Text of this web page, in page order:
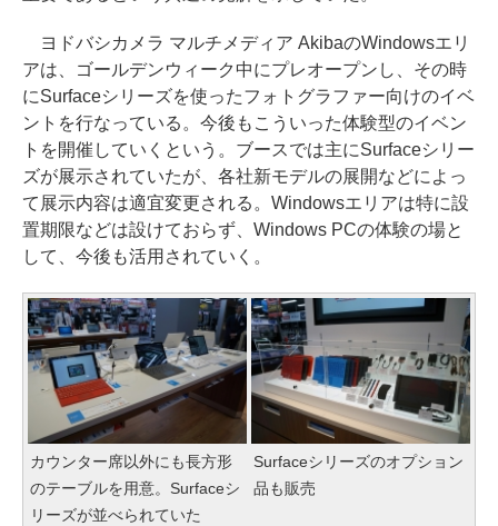
ヨドバシカメラ マルチメディア AkibaのWindowsエリ
アは、ゴールデンウィーク中にプレオープンし、その時
にSurfaceシリーズを使ったフォトグラファー向けのイベ
ントを行なっている。今後もこういった体験型のイベン
トを開催していくという。ブースでは主にSurfaceシリー
ズが展示されていたが、各社新モデルの展開などによっ
て展示内容は適宜変更される。Windowsエリアは特に設
置期限などは設けておらず、Windows PCの体験の場と
して、今後も活用されていく。
カウンター席以外にも長方形
のテーブルを用意。Surfaceシ
リーズが並べられていた
Surfaceシリーズのオプション
品も販売